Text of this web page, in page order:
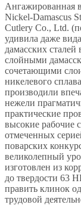
Ангажированная
Nickel-Damascus
Cutlery Co., Ltd.
удивила даже
дамасских
слойными
сочетающими
никелевого
производили
нежели
практические
высокие рабочие
отмеченных
поварских
великолепный
изготовлен из
до твердости 63
править клинок
трудовой